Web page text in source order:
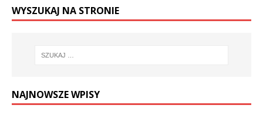
WYSZUKAJ NA STRONIE
NAJNOWSZE WPISY